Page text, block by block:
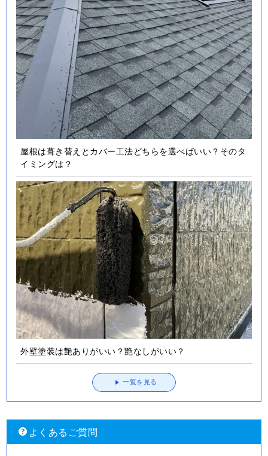
屋根は葺き替えとカバー工法どちらを選べばいい？そのタ
イミングは？
外壁塗装は艶ありがいい？艶なしがいい？
一覧を見る
よくあるご質問